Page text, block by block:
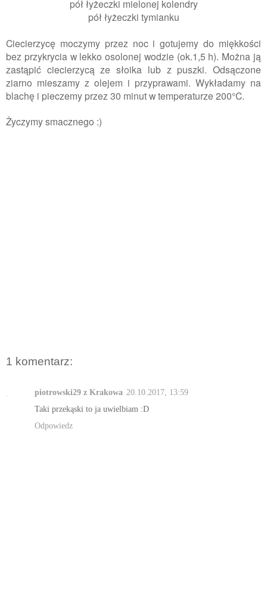
pół łyżeczki mielonej kolendry
pół łyżeczki tymianku
Ciecierzycę moczymy przez noc i gotujemy do miękkości
bez przykrycia w lekko osolonej wodzie (ok.1,5 h). Można ją
zastąpić ciecierzycą ze słoika lub z puszki. Odsączone
ziarno mieszamy z olejem i przyprawami. Wykładamy na
blachę i pieczemy przez 30 minut w temperaturze 200°C.
Życzymy smacznego :)
1 komentarz:
piotrowski29 z Krakowa 20.10.2017, 13:59
Taki przekąski to ja uwielbiam :D
Odpowiedz